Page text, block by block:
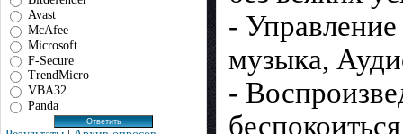
Avast
McAfee
Microsoft
F-Secure
TrendMicro
VBA32
Panda
-
музыка,
-